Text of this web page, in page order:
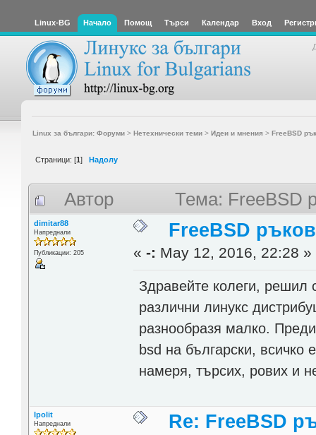
Linux-BG Начало Помощ Търси Календар Вход
Linux за българи: Форуми> Нетехнически теми> Идеи и мнения > FreeBSD
Страници: [1] Надолу
Автор Тема: FreeBSD
dimitar88
Напреднали
Публикации: 205
FreeBSD
«-: May 12, 2016, 22:28 »
Здравейте колеги,
различни линукс
разнообразя малко.
bsd на български, всичко
намеря, търсих, рових и
Ipolit
Напреднали Re: FreeBSD